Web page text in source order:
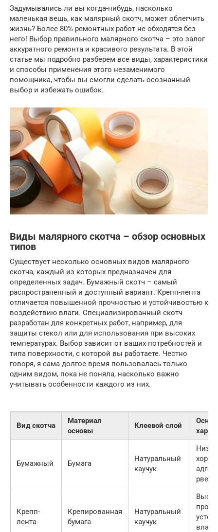
Задумывались ли вы когда-нибудь, насколько
маленькая вещь, как малярный скотч, может облегчить
жизнь? Более 80% ремонтных работ не обходятся без
него! Выбор правильного малярного скотча – это залог
аккуратного ремонта и красивого результата. В этой
статье мы подробно разберем все виды, характеристики
и способы применения этого незаменимого
помощника, чтобы вы смогли сделать осознанный
выбор и избежать ошибок.
Виды малярного скотча – обзор основных
типов
Существует несколько основных видов малярного
скотча, каждый из которых предназначен для
определенных задач. Бумажный скотч – самый
распространенный и доступный вариант. Крепп-лента
отличается повышенной прочностью и устойчивостью к
воздействию влаги. Специализированный скотч
разработан для конкретных работ, например, для
защиты стекол или для использования при высоких
температурах. Выбор зависит от ваших потребностей и
типа поверхности, с которой вы работаете. Честно
говоря, я сама долгое время пользовалась только
одним видом, пока не поняла, насколько важно
учитывать особенности каждого из них.
Вид скотча
Материал
основы
Клеевой слой
Бумажный Бумага
Натуральный
каучук
Крепп-
лента
Крепированная
бумага
Натуральный
каучук
влаге,